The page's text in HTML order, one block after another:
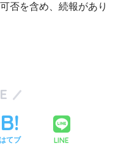
否を含め、続報があり
てブ LINE